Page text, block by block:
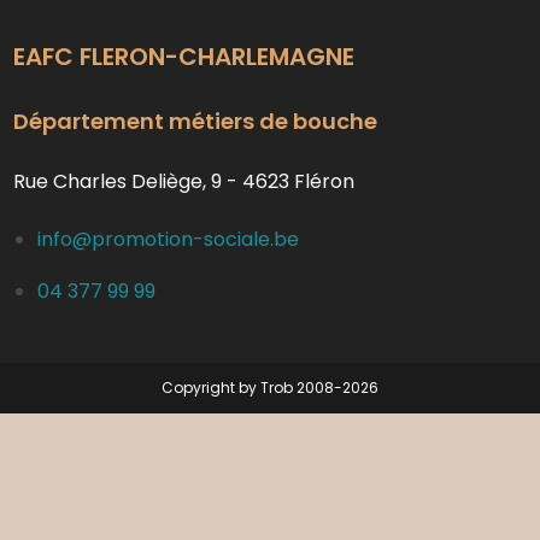
EAFC FLERON-CHARLEMAGNE
Département métiers de bouche
Rue Charles Deliège, 9 - 4623 Fléron
info@promotion-sociale.be
04 377 99 99
Copyright by Trob 2008-2026